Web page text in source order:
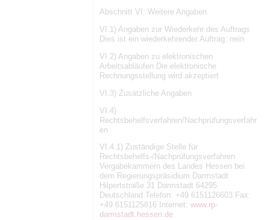
Abschnitt VI: Weitere Angaben
VI.1) Angaben zur Wiederkehr des Auftrags
Dies ist ein wiederkehrender Auftrag: nein
VI.2) Angaben zu elektronischen
Arbeitsabläufen Die elektronische
Rechnungsstellung wird akzeptiert
VI.3) Zusätzliche Angaben
VI.4)
Rechtsbehelfsverfahren/Nachprüfungsverfahr
en
VI.4.1) Zuständige Stelle für
Rechtsbehelfs-/Nachprüfungsverfahren
Vergabekammern des Landes Hessen bei
dem Regierungspräsidium Darmstadt
Hilpertstraße 31 Darmstadt 64295
Deutschland Telefon: +49 6151126603 Fax:
+49 6151125816 Internet: www.rp-
darmstadt.hessen.de